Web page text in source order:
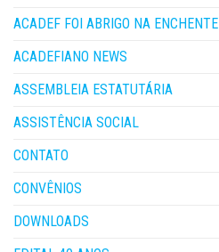
ACADEF FOI ABRIGO NA ENCHENTE
ACADEFIANO NEWS
ASSEMBLEIA ESTATUTÁRIA
ASSISTÊNCIA SOCIAL
CONTATO
CONVÊNIOS
DOWNLOADS